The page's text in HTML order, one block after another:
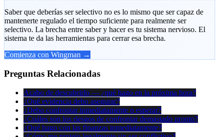
Saber que deberías ser selectivo no es lo mismo que ser capaz de
mantenerte regulado el tiempo suficiente para realmente ser
selectivo. La brecha entre saber y hacer es tu sistema nervioso. El
sistema te da las herramientas para cerrar esa brecha.
Comienza con Wingman →
Preguntas Relacionadas
Acabo de descubrirlo — ¿qué hago en la próxima hora?
¿Qué evidencia debo asegurar?
¿Debo confrontar inmediatamente o esperar?
¿Cuáles son los riesgos de confrontar demasiado pronto?
¿Qué hago con las finanzas inmediatamente?